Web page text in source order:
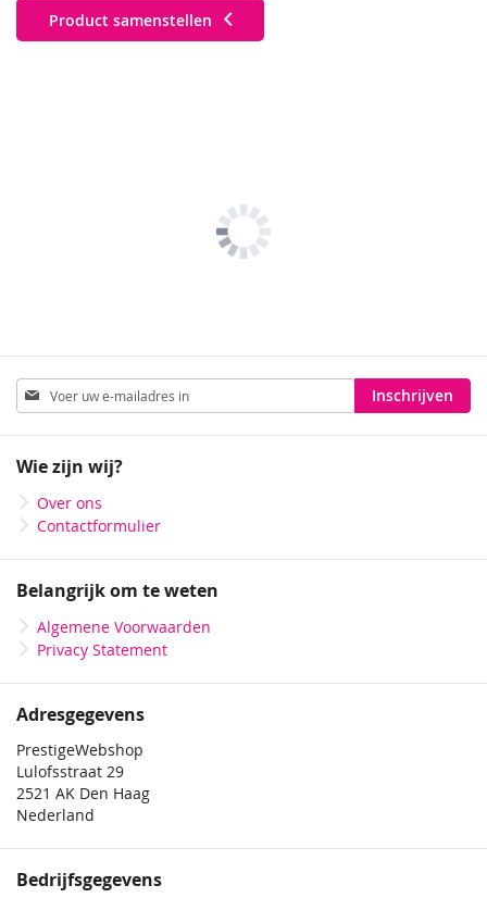
Product samenstellen
Abonneer
u
op
nieuwsbrief
Inschrijven
Wie zijn wij?
Over ons
Contactformulier
Belangrijk om te weten
Algemene Voorwaarden
Privacy Statement
Adresgegevens
PrestigeWebshop
Lulofsstraat 29
2521 AK Den Haag
Nederland
Bedrijfsgegevens